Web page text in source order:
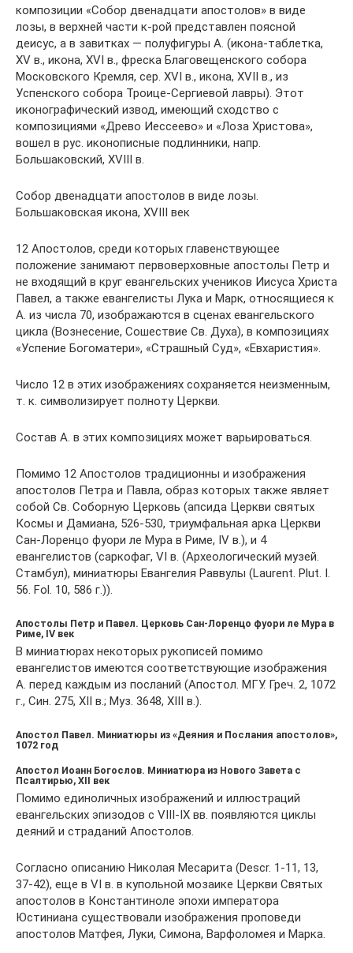
композиции «Собор двенадцати апостолов» в виде
лозы, в верхней части к-рой представлен поясной
деисус, а в завитках — полуфигуры А. (икона-таблетка,
XV в., икона, XVI в., фреска Благовещенского собора
Московского Кремля, сер. XVI в., икона, XVII в., из
Успенского собора Троице-Сергиевой лавры). Этот
иконографический извод, имеющий сходство с
композициями «Древо Иессеево» и «Лоза Христова»,
вошел в рус. иконописные подлинники, напр.
Большаковский, XVIII в.
Собор двенадцати апостолов в виде лозы.
Большаковская икона, XVIII век
12 Апостолов, среди которых главенствующее
положение занимают первоверховные апостолы Петр и
не входящий в круг евангельских учеников Иисуса Христа
Павел, а также евангелисты Лука и Марк, относящиеся к
А. из числа 70, изображаются в сценах евангельского
цикла (Вознесение, Сошествие Св. Духа), в композициях
«Успение Богоматери», «Страшный Суд», «Евхаристия».
Число 12 в этих изображениях сохраняется неизменным,
т. к. символизирует полноту Церкви.
Состав А. в этих композициях может варьироваться.
Помимо 12 Апостолов традиционны и изображения
апостолов Петра и Павла, образ которых также являет
собой Св. Соборную Церковь (апсида Церкви святых
Космы и Дамиана, 526-530, триумфальная арка Церкви
Сан-Лоренцо фуори ле Мура в Риме, IV в.), и 4
евангелистов (саркофаг, VI в. (Археологический музей.
Стамбул), миниатюры Евангелия Раввулы (Laurent. Plut. I.
56. Fol. 10, 586 г.)).
Апостолы Петр и Павел. Церковь Сан-Лоренцо фуори ле Мура в
Риме, IV век
В миниатюрах некоторых рукописей помимо
евангелистов имеются соответствующие изображения
А. перед каждым из посланий (Апостол. МГУ. Греч. 2, 1072
г., Син. 275, XII в.; Муз. 3648, XIII в.).
Апостол Павел. Миниатюры из «Деяния и Послания апостолов»,
1072 год
Апостол Иоанн Богослов. Миниатюра из Нового Завета с
Псалтирью, XII век
Помимо единоличных изображений и иллюстраций
евангельских эпизодов с VIII-IX вв. появляются циклы
деяний и страданий Апостолов.
Согласно описанию Николая Месарита (Descr. 1-11, 13,
37-42), еще в VI в. в купольной мозаике Церкви Святых
апостолов в Константиноле эпохи императора
Юстиниана существовали изображения проповеди
апостолов Матфея, Луки, Симона, Варфоломея и Марка.